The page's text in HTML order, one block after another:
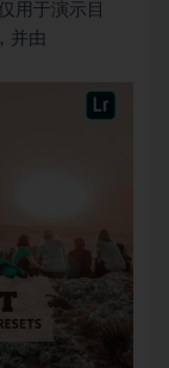
用于演示目
并由